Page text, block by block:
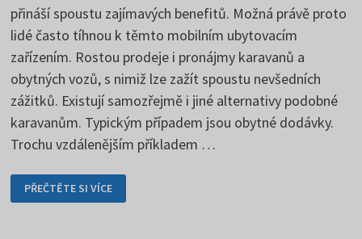
přináší spoustu zajímavých benefitů. Možná právě proto
lidé často tíhnou k těmto mobilním ubytovacím
zařízením. Rostou prodeje i pronájmy karavanů a
obytných vozů, s nimiž lze zažít spoustu nevšedních
zážitků. Existují samozřejmě i jiné alternativy podobné
karavanům. Typickým případem jsou obytné dodávky.
Trochu vzdálenějším příkladem …
DOVOLENÁ
V KARAVANU
MÁ
PŘEČTĚTE SI VÍCE